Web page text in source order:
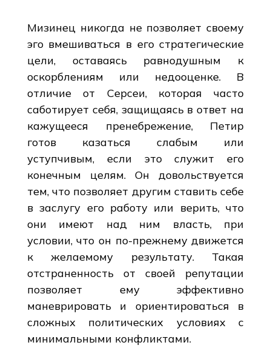
Мизинец никогда не позволяет своему
эго вмешиваться в его стратегические
цели, оставаясь равнодушным к
оскорблениям или недооценке. В
отличие от Серсеи, которая часто
саботирует себя, защищаясь в ответ на
кажущееся пренебрежение, Петир
готов казаться слабым или
уступчивым, если это служит его
конечным целям. Он довольствуется
тем, что позволяет другим ставить себе
в заслугу его работу или верить, что
они имеют над ним власть, при
условии, что он по-прежнему движется
к желаемому результату. Такая
отстраненность от своей репутации
позволяет ему эффективно
маневрировать и ориентироваться в
сложных политических условиях с
минимальными конфликтами.